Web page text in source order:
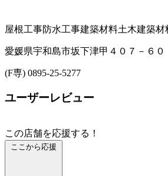
屋根工事防水工事建築材料土木建築材
愛媛県宇和島市坂下津甲４０７－６０
(F専) 0895-25-5277
ユーザーレビュー
この店舗を応援する！
ここから応援